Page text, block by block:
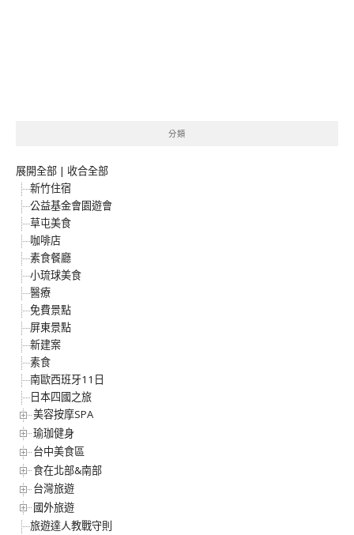
分類
展開全部 | 收合全部
新竹住宿
公益基金會園遊會
草屯美食
咖啡店
素食餐廳
小琉球美食
醫療
免費景點
屏東景點
新建案
素食
南歐西班牙11日
日本四國之旅
美容按摩SPA
瑜珈健身
台中美食區
食在北部&南部
台灣旅遊
國外旅遊
旅遊達人教戰守則